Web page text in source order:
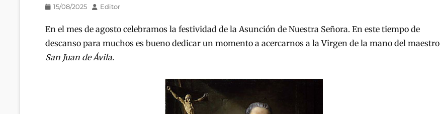
Publicado
15/08/2025 AutorEditor
En el mes de agosto celebramos la festividad de la Asunción de Nuestra Señora. En este tiempo de
descanso para muchos es bueno dedicar un momento a acercarnos a la Virgen de la mano del maestro
San Juan de Ávila.